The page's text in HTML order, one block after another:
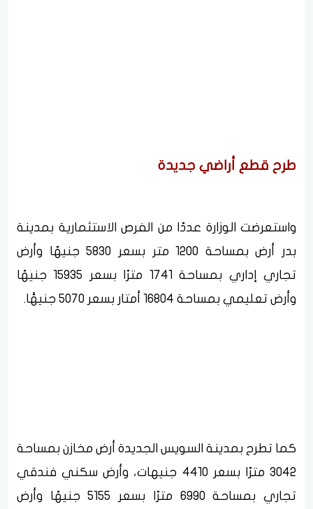
طرح قطع أراضي جديدة
واستعرضت الوزارة عددًا من الفرص الاستثمارية بمدينة
بدر أرض بمساحة 1200 متر بسعر 5830 جنيهًا وأرض
تجاري إداري بمساحة 1741 مترًا بسعر 15935 جنيهًا
وأرض تعليمي بمساحة 16804 أمتار بسعر 5070 جنيهًَا.
كما تطرح بمدينة السويس الجديدة أرض مخازن بمساحة
3042 مترًا بسعر 4410 جنيهات، وأرض سكني فندقي
تجاري بمساحة 6990 مترًا بسعر 5155 جنيهًا وأرض